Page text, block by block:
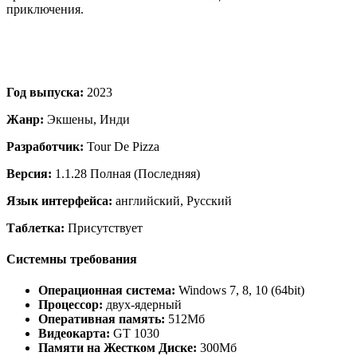
приключения.
Год выпуска: 2023
Жанр: Экшены, Инди
Разработчик: Tour De Pizza
Версия: 1.1.28 Полная (Последняя)
Язык интерфейса: английский, Русский
Таблетка: Присутствует
Системны требования
Операционная система: Windows 7, 8, 10 (64bit)
Процессор: двух-ядерный
Оперативная память: 512Мб
Видеокарта: GT 1030
Памяти на Жестком Диске: 300Мб